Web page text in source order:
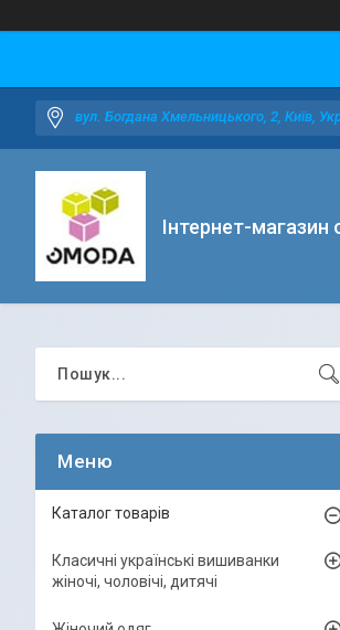
вул. Богдана Хмельницького, 2, Київ,
Інтернет-магазин
Каталог товарів
Класичні українські вишиванки
жіночі, чоловічі, дитячі